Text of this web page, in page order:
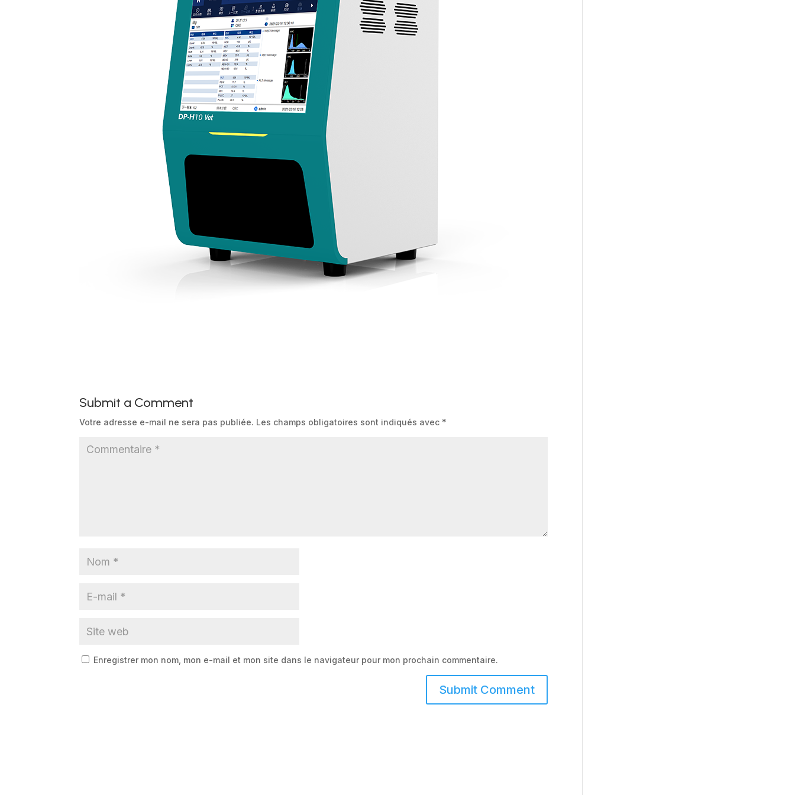
Submit a Comment
Votre adresse e-mail ne sera pas publiée. Les champs obligatoires sont indiqués avec *
Enregistrer mon nom, mon e-mail et mon site dans le navigateur pour mon prochain commentaire.